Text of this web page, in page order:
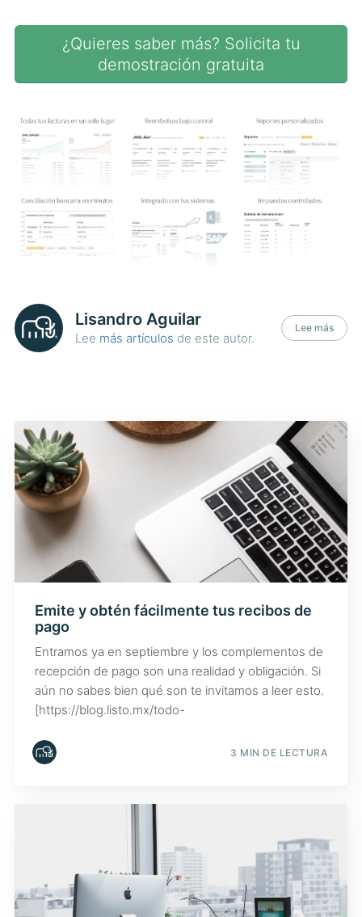
¿Quieres saber más? Solicita tu
demostración gratuita
Lisandro Aguilar
Lee más artículos de este autor.
Lee más
Emite y obtén fácilmente tus recibos de
pago
Entramos ya en septiembre y los complementos de
recepción de pago son una realidad y obligación. Si
aún no sabes bien qué son te invitamos a leer esto.
[https://blog.listo.mx/todo-
3 MIN DE LECTURA